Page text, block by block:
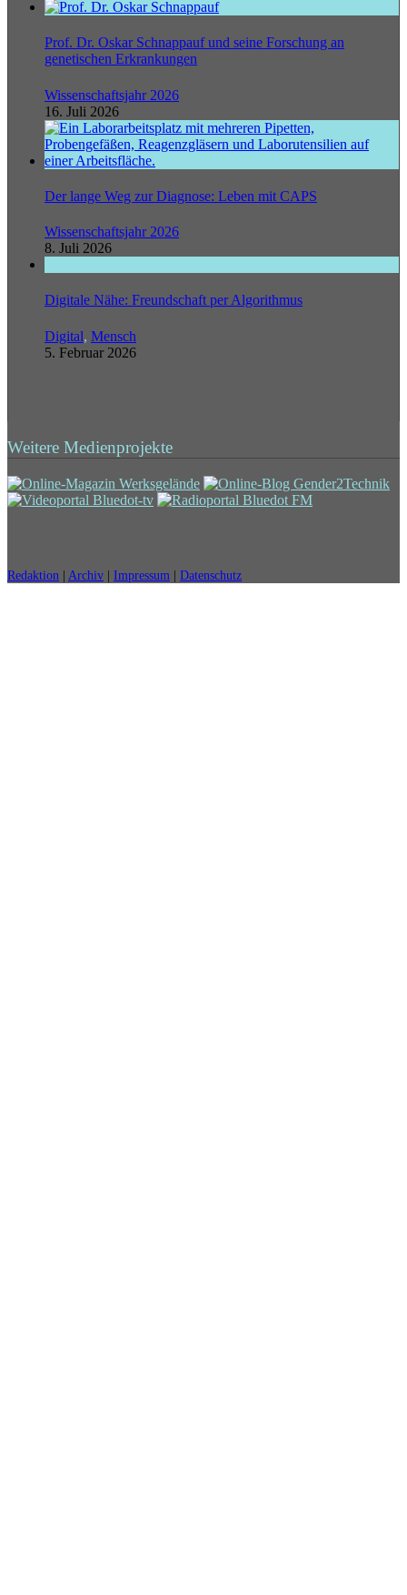
Prof. Dr. Oskar Schnappauf und seine Forschung an
genetischen Erkrankungen
Wissenschaftsjahr 2026
16. Juli 2026
Der lange Weg zur Diagnose: Leben mit CAPS
Wissenschaftsjahr 2026
8. Juli 2026
Digitale Nähe: Freundschaft per Algorithmus
Digital, Mensch
5. Februar 2026
Weitere Medienprojekte
Redaktion Archiv Impressum Datenschutz